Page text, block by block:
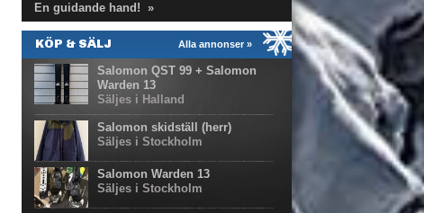
En guidande hand! »
Alla annonser »
KÖP & SÄLJ
Salomon QST 99 + Salomon
Warden 13
Säljes i Halland
Salomon skidställ (herr)
Säljes i Stockholm
Salomon Warden 13
Säljes i Stockholm